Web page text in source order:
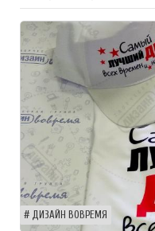
ДИЗАЙН ВОВРЕМЯ